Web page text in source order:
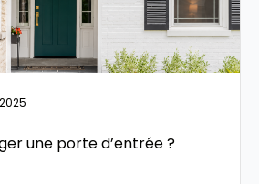
une porte d’entrée ?